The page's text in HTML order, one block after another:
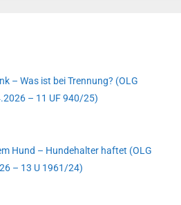
– Was ist bei Trennung? (OLG
– 11 UF 940/25)
Hund – Hundehalter haftet (OLG
– 13 U 1961/24)